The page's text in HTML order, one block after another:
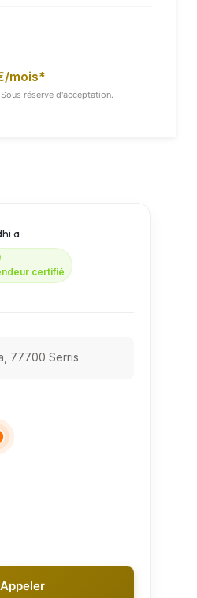
Images
mois*
réserve d'acceptation.
a
certifié
77700 Serris
Appeler